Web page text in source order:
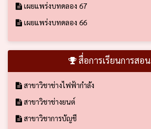
เผยแพร่งบทดลอง 67
เผยแพร่งบทดลอง 66
สื่อการเรียนการสอน
สาขาวิชาช่างไฟฟ้ากำลัง
สาขาวิชาช่างยนต์
สาขาวิชาการบัญชี